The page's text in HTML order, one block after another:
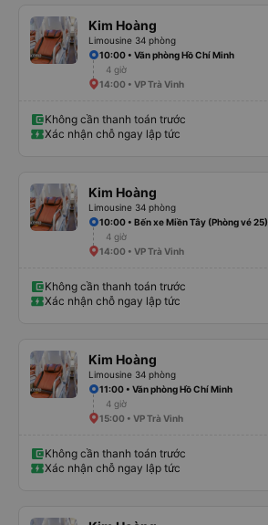
Kim Hoàng
Limousine 34 phòng
10:00 • Văn phòng Hồ Chí Minh
4 giờ
14:00 • VP Trà Vinh
Không cần thanh toán trước
Xác nhận chỗ ngay lập tức
Kim Hoàng
Limousine 34 phòng
10:00 • Bến xe Miền Tây (Phòng vé 25)
4 giờ
14:00 • VP Trà Vinh
Không cần thanh toán trước
Xác nhận chỗ ngay lập tức
Kim Hoàng
Limousine 34 phòng
11:00 • Văn phòng Hồ Chí Minh
4 giờ
15:00 • VP Trà Vinh
Không cần thanh toán trước
Xác nhận chỗ ngay lập tức